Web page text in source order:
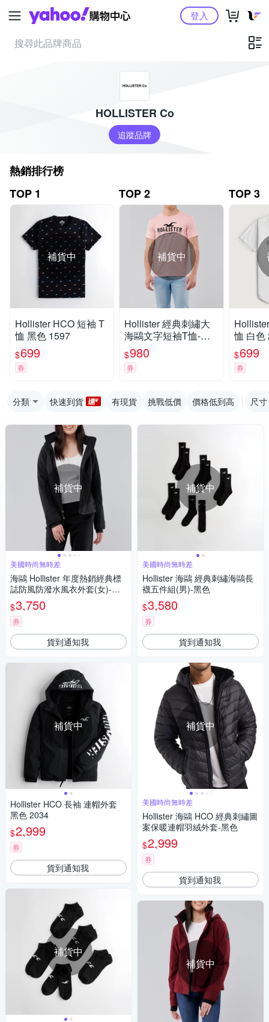
Yahoo購物中心登入
HOLLISTER Co
追蹤品牌
熱銷排行榜
TOP 1
補貨中
Hollister HCO 短袖 T
恤 黑色 1597
$699
券
TOP 2
補貨中
Hollister 經典刺繡大
海鷗文字短袖T恤-粉
橘色
$980
券
TOP 3
恤 白色
$699
券
分類 快速到貨 有現貨 挑戰低價 價格低到高 尺寸
補貨中
美國時尚無時差
海鷗 Hollister 年度熱銷經典標
誌防風防潑水風衣外套(女)-黑
色
$3,750
券
貨到通知我
補貨中
Hollister HCO 長袖 連帽外套
黑色 2034
$2,999
券
貨到通知我
補貨中
補貨中
美國時尚無時差
Hollister 海鷗 經典刺繡海鷗長
襪五件組(男)-黑色
$3,580
券
貨到通知我
補貨中
美國時尚無時差
Hollister 海鷗 HCO 經典刺繡圖
案保暖連帽羽絨外套-黑色
$2,999
券
貨到通知我
補貨中